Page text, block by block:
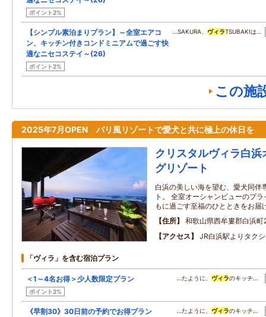
ポイント2%
【シンプル素泊まりプラン】～全室エアコ
ン、キッチン付きコンドミニアムで過ごす快
適なニセコステイ～(26)
ポイント2%
…SAKURA、 ヴィラTSUBAKIは…
この施
2025年7月OPEN バリ風リゾートで愛犬と共に極上の休日を
クリスタルヴィラ白
グリゾート
白浜の美しい海を望む、愛犬同伴
ト。 全室オーシャンビューのプ
もに過ごす至福のひとときをお届
住所
和歌山県西牟婁郡白浜町
アクセス
JR白浜駅よりタク
「ヴィラ」を含む宿泊プラン
＜1～4名お得＞少人数限定プラン
ポイント2%
…たように、 ヴィラのキッチ…
《早割30》30日前の予約でお得プラン …たように、 ヴィラのキッチ…